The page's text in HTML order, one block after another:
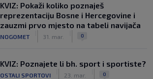
KVIZ: Pokaži koliko poznaješ
reprezentaciju Bosne i Hercegovine i
zauzmi prvo mjesto na tabeli navijača
NOGOMET 31. mar. 0
KVIZ: Poznajete li bh. sport i sportiste?
OSTALI SPORTOVI 23. mar. 0